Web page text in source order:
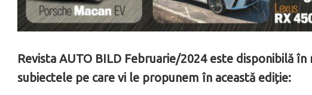
Revista AUTO BILD Februarie/2024 este disponibilă
subiectele pe care vi le propunem în această ediție: